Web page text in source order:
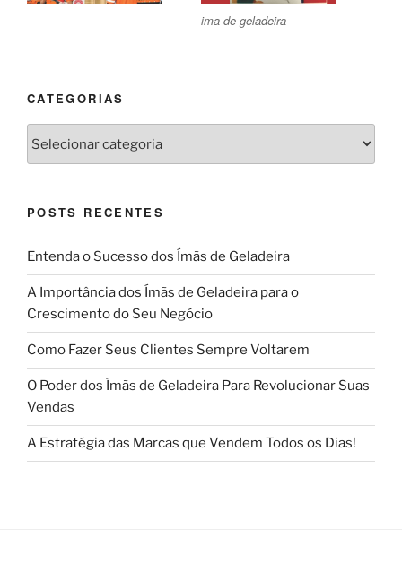
ima-de-geladeira
CATEGORIAS
Categorias
POSTS RECENTES
Entenda o Sucesso dos Ímãs de Geladeira
A Importância dos Ímãs de Geladeira para o
Crescimento do Seu Negócio
Como Fazer Seus Clientes Sempre Voltarem
O Poder dos Ímãs de Geladeira Para Revolucionar Suas
Vendas
A Estratégia das Marcas que Vendem Todos os Dias!